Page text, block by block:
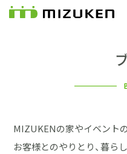
ま
MIZUKENの家やイベントの
お客様とのやりとり、暮ら